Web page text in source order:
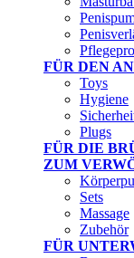
FÜR DEN
Toys
Hygiene
Plugs
FÜR DIE
ZUM
Sets
Massage
Zubehör
FÜR